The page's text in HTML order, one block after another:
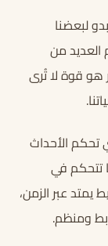
لبعضنا
من
هو قوة لا تُرى
تحكم الأحداث
تتحكم في
يمتد عبر الزمن،
ومنظم.